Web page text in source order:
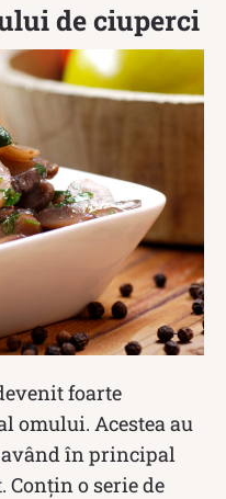
de ciuperci
foarte
omului. Acestea au
în principal
o serie de